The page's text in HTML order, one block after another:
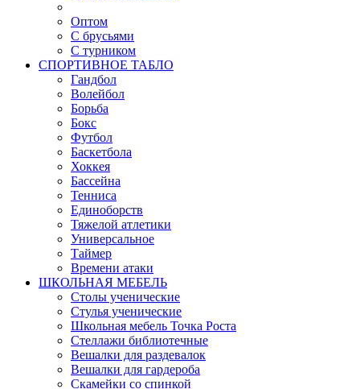
Оптом
С брусьями
С турником
СПОРТИВНОЕ ТАБЛО
Гандбол
Волейбол
Борьба
Бокс
Футбол
Баскетбола
Хоккея
Бассейна
Тенниса
Единоборств
Тяжелой атлетики
Универсальное
Таймер
Времени атаки
ШКОЛЬНАЯ МЕБЕЛЬ
Столы ученические
Стулья ученические
Школьная мебель Точка Роста
Стеллажи библиотечные
Вешалки для раздевалок
Вешалки для гардероба
Скамейки со спинкой